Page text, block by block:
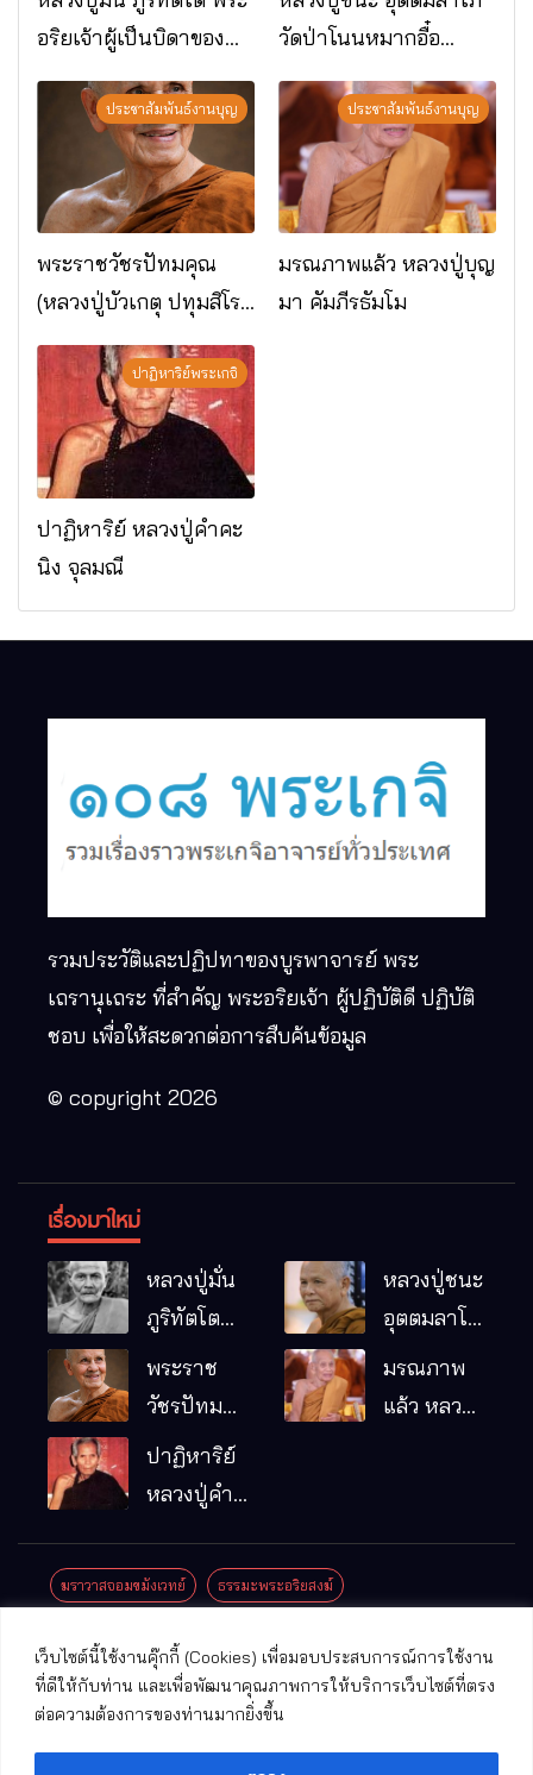
เว็บไซต์นี้ใช้งานคุ๊กกี้ (Cookies) เพื่อมอบประสบการณ์การใช้งาน
ที่ดีให้กับท่าน และเพื่อพัฒนาคุณภาพการให้บริการเว็บไซต์ที่ตรง
ต่อความต้องการของท่านมากยิ่งขึ้น
อริยเจ้าผู้เป็นบิดาของ
พระกรรมฐาน
วัดป่าโนนหมากอื๋อ
อ.เมือง จ.มหาสารคาม
ประชาสัมพันธ์งานบุญ
พระราชวัชรปัทมคุณ
(หลวงปู่บัวเกตุ ปทุมสิโร)
มรณภาพแล้ว วัดป่า
ดาราภิรมย์ อ.แม่ริม
จ.เชียงใหม่
ประชาสัมพันธ์งานบุญ
มรณภาพแล้ว หลวงปู่บุญ
มา คัมภีรธัมโม
ปาฏิหาริย์พระเกจิ
ปาฏิหาริย์ หลวงปู่คำคะ
นิง จุลมณี
รวมประวัติและปฏิปทาของบูรพาจารย์ พระ
เถรานุเถระ ที่สำคัญ พระอริยเจ้า ผู้ปฏิบัติดี ปฏิบัติ
ชอบ เพื่อให้สะดวกต่อการสืบค้นข้อมูล
© copyright 2026
เรื่องมาใหม่
หลวงปู่มั่น
ภูริทัตโต
พระอริยเจ้า
ผู้เป็นบิดา
รมฐาน
หลวงปู่ชนะ
อุตตมลาโภ
หมากอื๋อ
พระราช
วัชรปัทม
คุณ (หลวง
ปู่บัวเกตุ
แล้ว วัดป่า
อ.แม่ริม
จ.เชียงใหม่
มรณภาพ
แล้ว หลวง
ปาฏิหาริย์
หลวงปู่คำ
มณี
ฆราวาสจอมขมังเวทย์ ธรรมะพระอริยสงฆ์
ปาฏิหาริย์พระเครื่อง
พระพุทธรูปศักดิ์สิทธิ์ วัดที่สําคัญ